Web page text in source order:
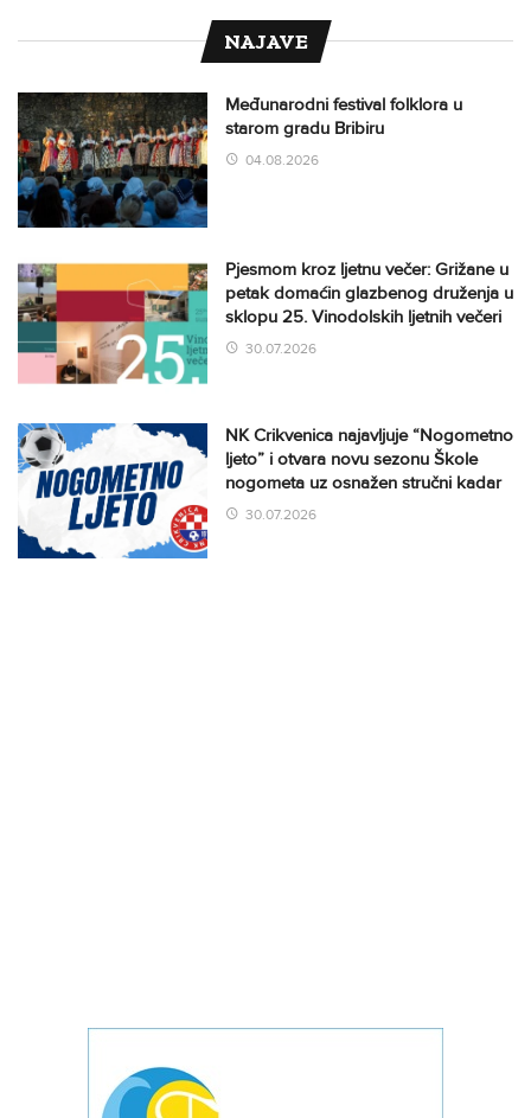
NAJAVE
Međunarodni festival folklora u
starom gradu Bribiru
04.08.2026
Pjesmom kroz ljetnu večer: Grižane u
petak domaćin glazbenog druženja u
sklopu 25. Vinodolskih ljetnih večeri
30.07.2026
NK Crikvenica najavljuje “Nogometno
ljeto” i otvara novu sezonu Škole
nogometa uz osnažen stručni kadar
30.07.2026